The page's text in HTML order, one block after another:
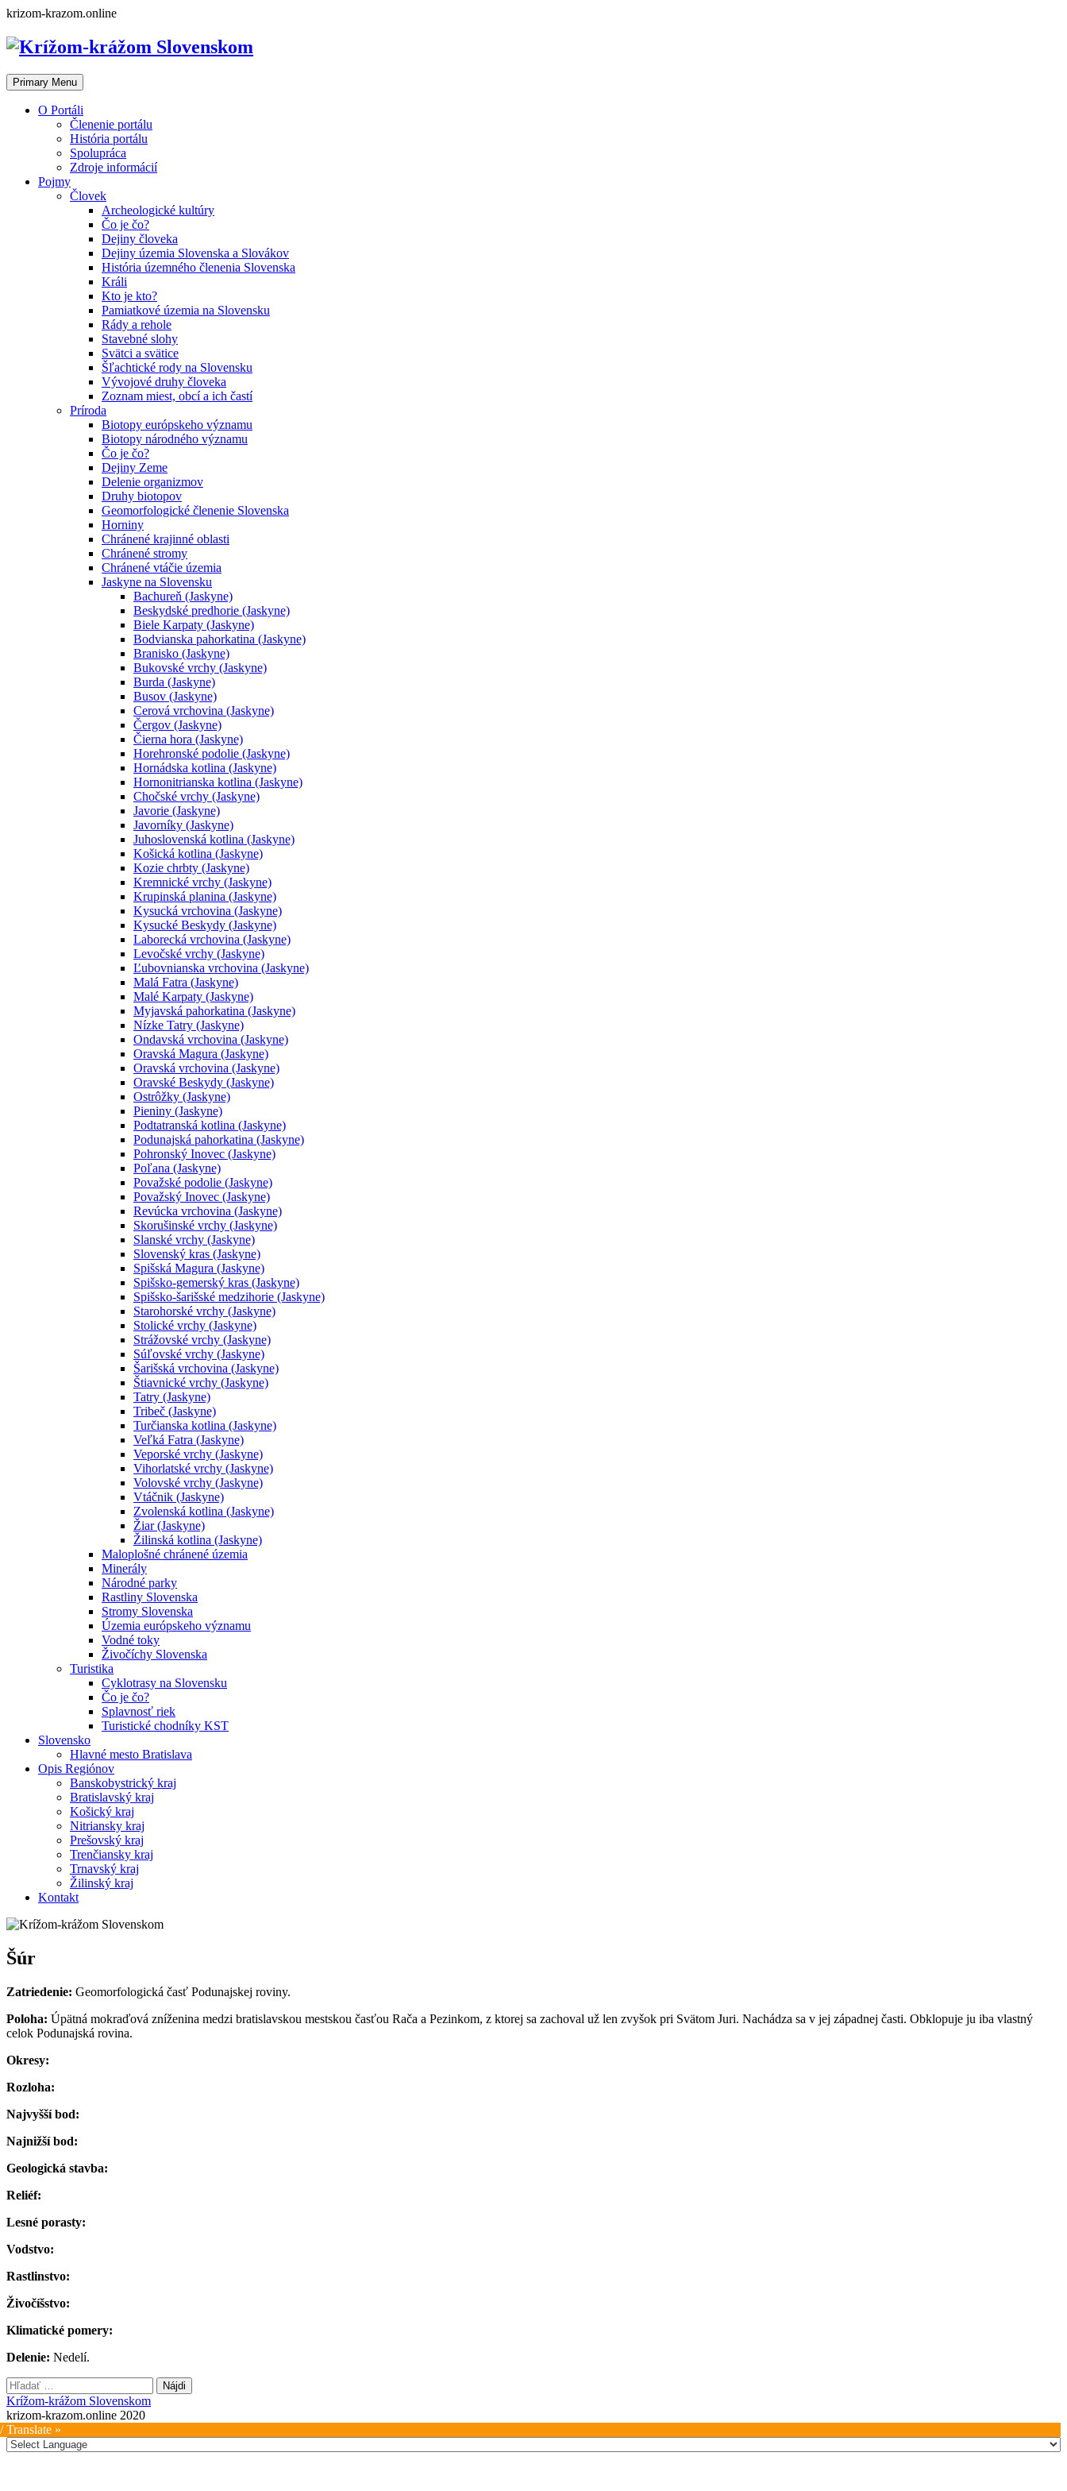
Skip
content
krizom-krazom.online
Primary Menu
O Portáli
Členenie portálu
História portálu
Spolupráca
Zdroje informácií
Pojmy
Človek
Archeologické kultúry
Čo je čo?
Dejiny človeka
Dejiny územia Slovenska a Slovákov
História územného členenia Slovenska
Králi
Kto je kto?
Pamiatkové územia na Slovensku
Rády a rehole
Stavebné slohy
Svätci a svätice
Šľachtické rody na Slovensku
Vývojové druhy človeka
Zoznam miest, obcí a ich častí
Príroda
Biotopy európskeho významu
Biotopy národného významu
Čo je čo?
Dejiny Zeme
Delenie organizmov
Druhy biotopov
Geomorfologické členenie Slovenska
Horniny
Chránené krajinné oblasti
Chránené stromy
Chránené vtáčie územia
Jaskyne na Slovensku
Bachureň (Jaskyne)
Beskydské predhorie (Jaskyne)
Biele Karpaty (Jaskyne)
Bodvianska pahorkatina (Jaskyne)
Branisko (Jaskyne)
Bukovské vrchy (Jaskyne)
Burda (Jaskyne)
Busov (Jaskyne)
Cerová vrchovina (Jaskyne)
Čergov (Jaskyne)
Čierna hora (Jaskyne)
Horehronské podolie (Jaskyne)
Hornádska kotlina (Jaskyne)
Hornonitrianska kotlina (Jaskyne)
Chočské vrchy (Jaskyne)
Javorie (Jaskyne)
Javorníky (Jaskyne)
Juhoslovenská kotlina (Jaskyne)
Košická kotlina (Jaskyne)
Kozie chrbty (Jaskyne)
Kremnické vrchy (Jaskyne)
Krupinská planina (Jaskyne)
Kysucká vrchovina (Jaskyne)
Kysucké Beskydy (Jaskyne)
Laborecká vrchovina (Jaskyne)
Levočské vrchy (Jaskyne)
Ľubovnianska vrchovina (Jaskyne)
Malá Fatra (Jaskyne)
Malé Karpaty (Jaskyne)
Myjavská pahorkatina (Jaskyne)
Nízke Tatry (Jaskyne)
Ondavská vrchovina (Jaskyne)
Oravská Magura (Jaskyne)
Oravská vrchovina (Jaskyne)
Oravské Beskydy (Jaskyne)
Ostrôžky (Jaskyne)
Pieniny (Jaskyne)
Podtatranská kotlina (Jaskyne)
Podunajská pahorkatina (Jaskyne)
Pohronský Inovec (Jaskyne)
Poľana (Jaskyne)
Považské podolie (Jaskyne)
Považský Inovec (Jaskyne)
Revúcka vrchovina (Jaskyne)
Skorušinské vrchy (Jaskyne)
Slanské vrchy (Jaskyne)
Slovenský kras (Jaskyne)
Spišská Magura (Jaskyne)
Spišsko-gemerský kras (Jaskyne)
Spišsko-šarišské medzihorie (Jaskyne)
Starohorské vrchy (Jaskyne)
Stolické vrchy (Jaskyne)
Strážovské vrchy (Jaskyne)
Súľovské vrchy (Jaskyne)
Šarišská vrchovina (Jaskyne)
Štiavnické vrchy (Jaskyne)
Tatry (Jaskyne)
Tribeč (Jaskyne)
Turčianska kotlina (Jaskyne)
Veľká Fatra (Jaskyne)
Veporské vrchy (Jaskyne)
Vihorlatské vrchy (Jaskyne)
Volovské vrchy (Jaskyne)
Vtáčnik (Jaskyne)
Zvolenská kotlina (Jaskyne)
Žiar (Jaskyne)
Žilinská kotlina (Jaskyne)
Maloplošné chránené územia
Minerály
Národné parky
Rastliny Slovenska
Stromy Slovenska
Územia európskeho významu
Vodné toky
Živočíchy Slovenska
Turistika
Cyklotrasy na Slovensku
Čo je čo?
Splavnosť riek
Turistické chodníky KST
Slovensko
Hlavné mesto Bratislava
Opis Regiónov
Banskobystrický kraj
Bratislavský kraj
Košický kraj
Nitriansky kraj
Prešovský kraj
Trenčiansky kraj
Trnavský kraj
Žilinský kraj
Kontakt
Šúr
Zatriedenie: Geomorfologická časť Podunajskej roviny.
Poloha: Úpätná mokraďová zníženina medzi bratislavskou mestskou časťou Rača a Pezinkom, z ktorej sa zachoval už len zvyšok pri Svätom Juri. Nachádza sa v jej západnej časti. Obklopuje ju iba vlastný
celok Podunajská rovina.
Okresy:
Rozloha:
Najvyšší bod:
Najnižší bod:
Geologická stavba:
Reliéf:
Lesné porasty:
Vodstvo:
Rastlinstvo:
Živočíšstvo:
Klimatické pomery:
Delenie: Nedelí.
Hľadať:
Krížom-krážom Slovenskom
krizom-krazom.online 2020
Translate »